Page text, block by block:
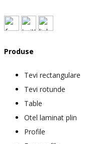
Produse
Tevi rectangulare
Tevi rotunde
Table
Otel laminat plin
Profile